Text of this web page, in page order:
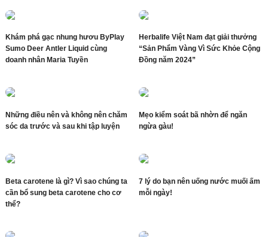
Khám phá gạc nhung hươu ByPlay
Sumo Deer Antler Liquid cùng
doanh nhân Maria Tuyền
Herbalife Việt Nam đạt giải thưởng
“Sản Phẩm Vàng Vì Sức Khỏe Cộng
Đồng năm 2024”
Những điều nên và không nên chăm
sóc da trước và sau khi tập luyện
Mẹo kiểm soát bã nhờn để ngăn
ngừa gàu!
Beta carotene là gì? Vì sao chúng ta
cần bổ sung beta carotene cho cơ
thể?
7 lý do bạn nên uống nước muối ấm
mỗi ngày!